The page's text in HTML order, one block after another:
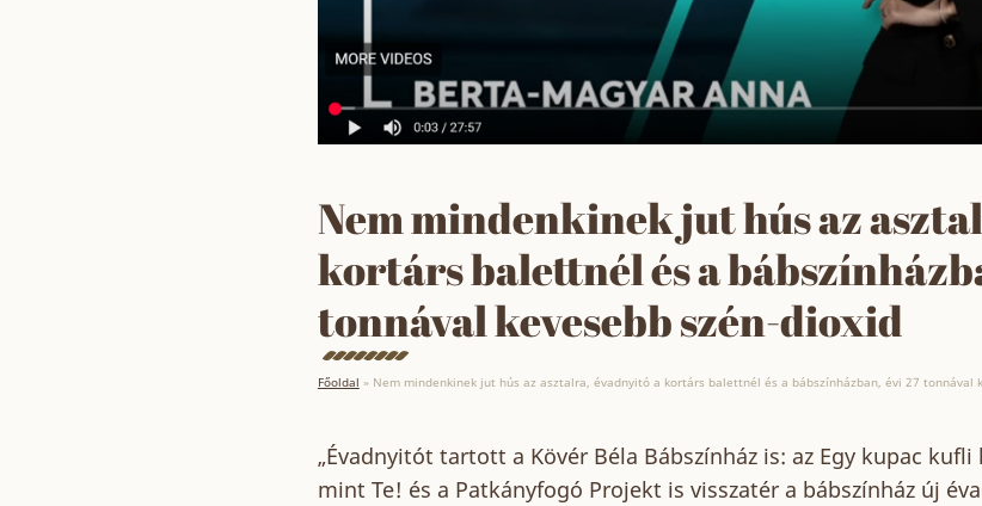
Nem mindenkinek jut hús az
kortárs balettnél és a
tonnával kevesebb szén-dioxid
Főoldal » Nem mindenkinek jut hús az asztalra, évadnyitó a kortárs balettnél és a bábszínházban, évi 27 tonnával
„Évadnyitót tartott a Kövér Béla Bábszínház is: az Egy kupac
mint Te! és a Patkányfogó Projekt is visszatér a bábszínház új